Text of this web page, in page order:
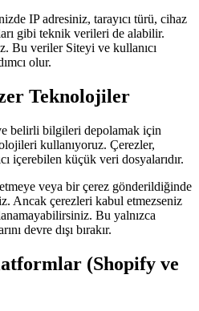
IP adresiniz, tarayıcı türü, cihaz
gibi teknik verileri de alabilir.
Bu veriler Siteyi ve kullanıcı
olur.
Teknolojiler
belirli bilgileri depolamak için
kullanıyoruz. Çerezler,
içerebilen küçük veri dosyalarıdır.
veya bir çerez gönderildiğinde
Ancak çerezleri kabul etmezseniz
Bu yalnızca
devre dışı bırakır.
(Shopify ve